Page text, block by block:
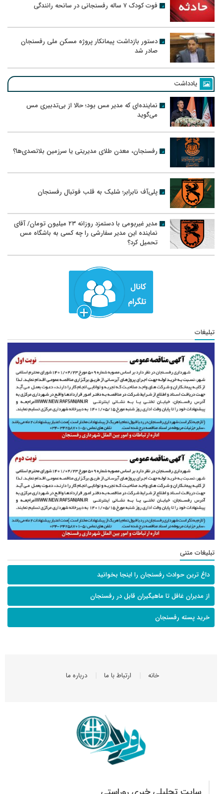
فوت کودک ۷ ساله رفسنجانی در سانحه رانندگی
دستور بازداشت پیمانکار پروژه مسکن ملی رفسنجان
صادر شد
یادداشت
نماینده‌ای که مدیر مس بود؛ حالا از بی‌تدبیری مس
می‌گوید
رفسنجان، معدن طلای مدیریتی یا سرزمین بلاتصدی‌ها؟
پلی‌آف نابرابر؛ شلیک به قلب فوتبال رفسنجان
مدیر غیربومی با دستمزد روزانه ۲۳ میلیون تومان/ آقای
نماینده این مدیر سفارشی را چه کسی به باشگاه مس
تحمیل کرد؟
تبلیغات
تبلیغات متنی
داغ ترین حوادث رفسنجان را اینجا بخوانید
از مدیران غافل تا ماهیگیران قابل در رفسنجان
خرید پسته رفسنجان
خانه ارتباط با ما درباره ما